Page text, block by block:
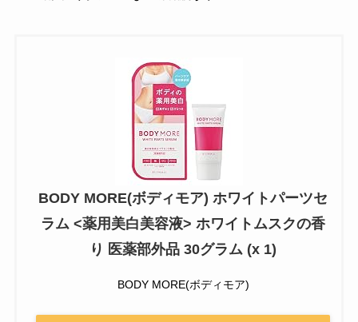
BODY MORE(ボディモア) ホワイトパーツセ
ラム <薬用美白美容液> ホワイトムスクの香
り 医薬部外品 30グラム (x 1)
BODY MORE(ボディモア)